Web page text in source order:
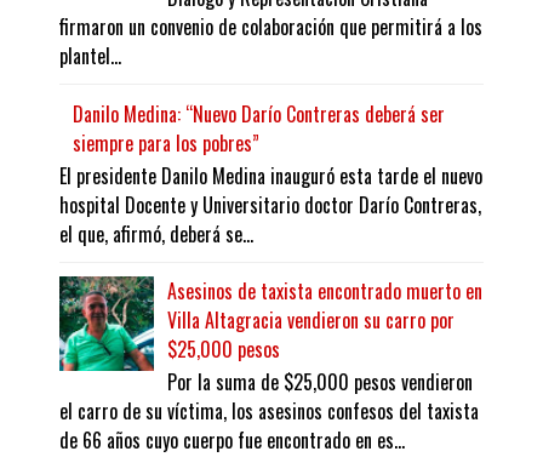
firmaron un convenio de colaboración que permitirá a los
plantel...
Danilo Medina: “Nuevo Darío Contreras deberá ser
siempre para los pobres”
El presidente Danilo Medina inauguró esta tarde el nuevo
hospital Docente y Universitario doctor Darío Contreras,
el que, afirmó, deberá se...
Asesinos de taxista encontrado muerto en
Villa Altagracia vendieron su carro por
$25,000 pesos
Por la suma de $25,000 pesos vendieron
el carro de su víctima, los asesinos confesos del taxista
de 66 años cuyo cuerpo fue encontrado en es...